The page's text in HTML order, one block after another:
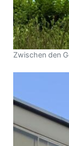
Zwischen den